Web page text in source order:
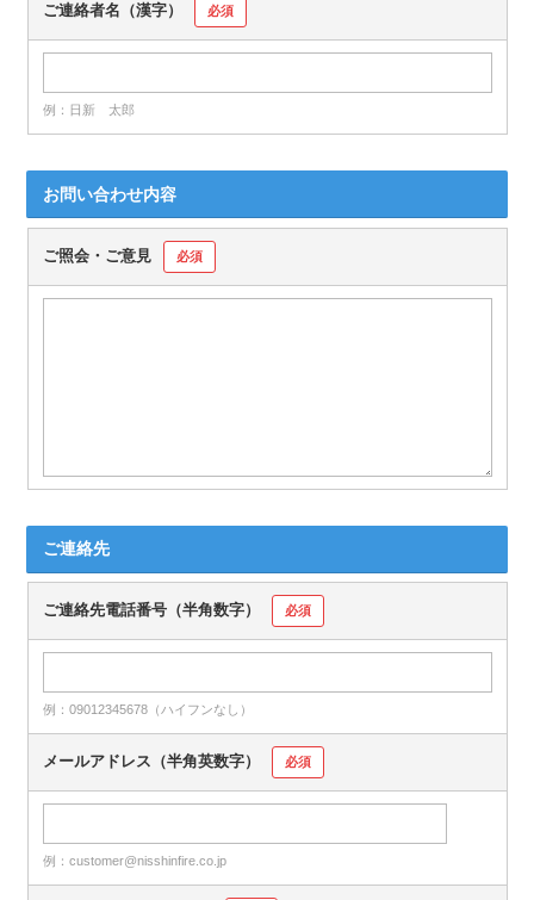
ご連絡者名（漢字） 必須
例：日新 太郎
お問い合わせ内容
ご照会・ご意見 必須
ご連絡先
ご連絡先電話番号（半角数字） 必須
例：09012345678（ハイフンなし）
メールアドレス（半角英数字） 必須
例：customer@nisshinfire.co.jp